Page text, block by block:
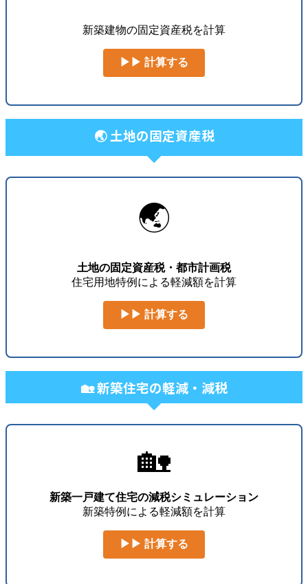
新築建物の固定資産税を計算
▶▶ 計算する
🌏 土地の固定資産税
🌏
土地の固定資産税・都市計画税
住宅用地特例による軽減額を計算
▶▶ 計算する
🏡 新築住宅の軽減・減税
🏡
新築一戸建て住宅の減税シミュレーション
新築特例による軽減額を計算
▶▶ 計算する